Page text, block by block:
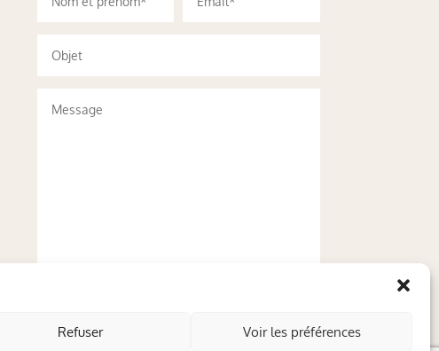
Refuser Voir les préférences
Envoyer